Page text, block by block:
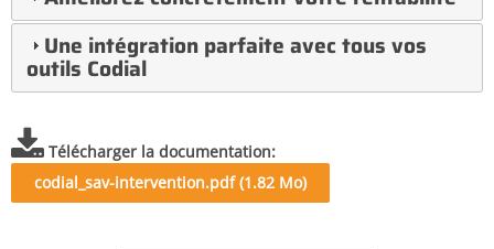
Une intégration parfaite avec tous vos
outils Codial
Télécharger la documentation
codial_sav-intervention.pdf (1.82 Mo)